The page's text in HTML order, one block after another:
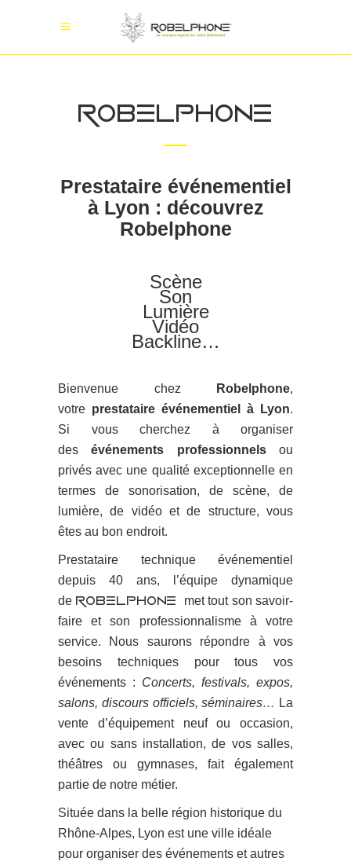
ROBELPHONE
Prestataire événementiel
à Lyon : découvrez
Robelphone
Scène
Son
Lumière
Vidéo
Backline…
Bienvenue chez Robelphone,
votre prestataire événementiel à Lyon.
Si vous cherchez à organiser
desévénements professionnelsou
privés avec une qualité exceptionnelle en
termes de sonorisation, de scène, de
lumière, de vidéo et de structure, vous
êtes au bon endroit.
Prestataire technique événementiel
depuis 40 ans, l’équipe dynamique
de ROBELPHONE
met tout son savoir-
faire et son professionnalisme à votre
service. Nous saurons répondre à vos
besoins techniques pour tous vos
événements : Concerts, festivals, expos,
salons, discours officiels, séminaires… La
vente d’équipement neuf ou occasion,
avec ou sans installation, de vos salles,
théâtres ou gymnases, fait également
partie de notre métier.
Située dans la belle région historique du
Rhône-Alpes, Lyon est une ville idéale
pour organiser des événements et autres